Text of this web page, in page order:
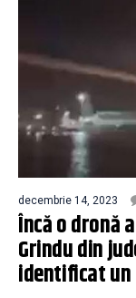
decembrie 14, 2023
Încă o dronă
Grindu din
identificat un